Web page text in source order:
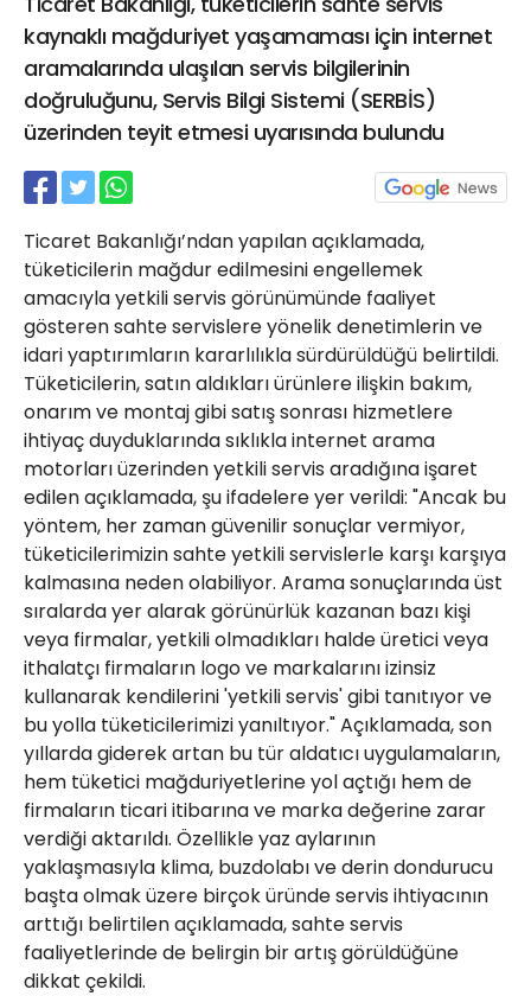
kaynaklı mağduriyet yaşamaması için internet
aramalarında ulaşılan servis bilgilerinin
doğruluğunu, Servis Bilgi Sistemi (SERBİS)
üzerinden teyit etmesi uyarısında bulundu
Ticaret Bakanlığı’ndan yapılan açıklamada,
tüketicilerin mağdur edilmesini engellemek
amacıyla yetkili servis görünümünde faaliyet
gösteren sahte servislere yönelik denetimlerin ve
idari yaptırımların kararlılıkla sürdürüldüğü belirtildi.
Tüketicilerin, satın aldıkları ürünlere ilişkin bakım,
onarım ve montaj gibi satış sonrası hizmetlere
ihtiyaç duyduklarında sıklıkla internet arama
motorları üzerinden yetkili servis aradığına işaret
edilen açıklamada, şu ifadelere yer verildi: "Ancak bu
yöntem, her zaman güvenilir sonuçlar vermiyor,
tüketicilerimizin sahte yetkili servislerle karşı karşıya
kalmasına neden olabiliyor. Arama sonuçlarında üst
sıralarda yer alarak görünürlük kazanan bazı kişi
veya firmalar, yetkili olmadıkları halde üretici veya
ithalatçı firmaların logo ve markalarını izinsiz
kullanarak kendilerini 'yetkili servis' gibi tanıtıyor ve
bu yolla tüketicilerimizi yanıltıyor." Açıklamada, son
yıllarda giderek artan bu tür aldatıcı uygulamaların,
hem tüketici mağduriyetlerine yol açtığı hem de
firmaların ticari itibarına ve marka değerine zarar
verdiği aktarıldı. Özellikle yaz aylarının
yaklaşmasıyla klima, buzdolabı ve derin dondurucu
başta olmak üzere birçok üründe servis ihtiyacının
arttığı belirtilen açıklamada, sahte servis
faaliyetlerinde de belirgin bir artış görüldüğüne
dikkat çekildi.
21 Gölcük
02624132333
haber@golcukpostasi.com